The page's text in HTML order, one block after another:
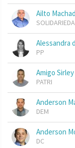
Ailto
Alessandra
PP
Amigo
PATRI
Anderson
DEM
Anderson
DC